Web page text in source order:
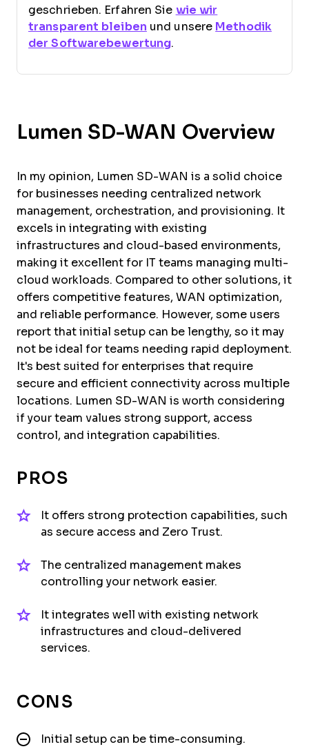
geschrieben. Erfahren Sie wie wir
transparent bleiben und unsere Methodik
der Softwarebewertung.
Lumen SD-WAN Overview
In my opinion, Lumen SD-WAN is a solid choice
for businesses needing centralized network
management, orchestration, and provisioning. It
excels in integrating with existing
infrastructures and cloud-based environments,
making it excellent for IT teams managing multi-
cloud workloads. Compared to other solutions, it
offers competitive features, WAN optimization,
and reliable performance. However, some users
report that initial setup can be lengthy, so it may
not be ideal for teams needing rapid deployment.
It's best suited for enterprises that require
secure and efficient connectivity across multiple
locations. Lumen SD-WAN is worth considering
if your team values strong support, access
control, and integration capabilities.
PROS
It offers strong protection capabilities, such
as secure access and Zero Trust.
The centralized management makes
controlling your network easier.
It integrates well with existing network
infrastructures and cloud-delivered
services.
CONS
Initial setup can be time-consuming.